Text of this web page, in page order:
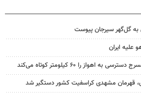
به گل‌گهر سیرجان پیوست
علیه ایران
اهواز را ۶۰ کیلومتر کوتاه می‌کند
قهرمان مشهدی کراسفیت کشور دستگیر شد